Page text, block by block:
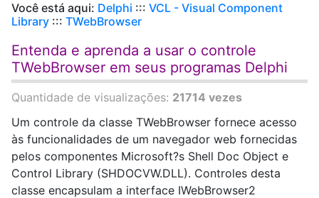
Você está aqui: Delphi ::: VCL - Visual Component
Library ::: TWebBrowser
Entenda e aprenda a usar o controle
TWebBrowser em seus programas Delphi
Quantidade de visualizações: 21714 vezes
Um controle da classe TWebBrowser fornece acesso
às funcionalidades de um navegador web fornecidas
pelos componentes Microsoft?s Shell Doc Object e
Control Library (SHDOCVW.DLL). Controles desta
classe encapsulam a interface IWebBrowser2